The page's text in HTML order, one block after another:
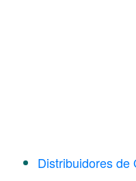
Distribuidores de